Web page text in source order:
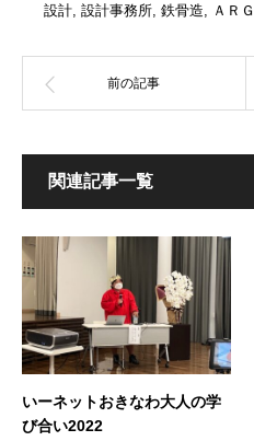
設計 設計事務所 鉄骨造 ＡＲＧ
関連記事一覧
いーネットおきなわ大人の学
び合い2022